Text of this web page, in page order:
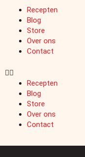
Recepten
Blog
Store
Over ons
Contact
Recepten
Blog
Store
Over ons
Contact